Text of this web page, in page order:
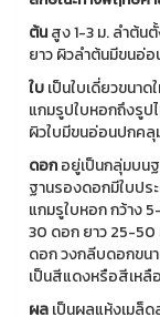
ต้นสูง 1-3 ม. ลำต้น
ยาว ผิวลำต้นมีขนอ่
ใบเป็นใบเดี่ยวขนา
แกมรูปใบหอกถึงรูป
ผิวใบมีขนอ่อนปกคลุ
ดอกอยู่เป็นกลุ่มบน
ฐานรองดอกมีใบปร
แกมรูใบหอก กว้าง
30 ดอก ยาว 25-50
ดอก วงกลีบดอกขน
เป็นสีแดงหรือสีเห
ผลเป็นผลแห้งเมล็ด